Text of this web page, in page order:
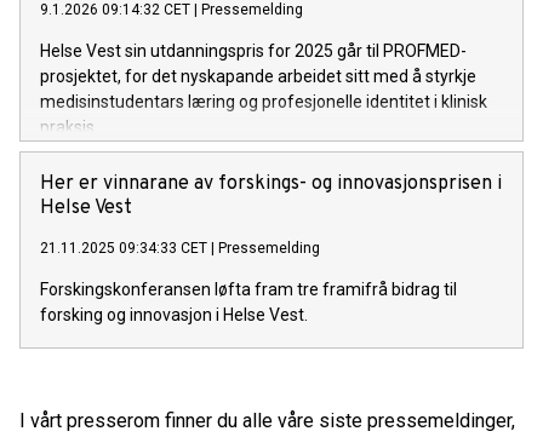
9.1.2026 09:14:32 CET Pressemelding
Helse Vest sin utdanningspris for 2025 går til PROFMED-
prosjektet, for det nyskapande arbeidet sitt med å styrkje
medisinstudentars læring og profesjonelle identitet i klinisk
praksis.
Her er vinnarane av forskings- og innovasjonsprisen i
Helse Vest
21.11.2025 09:34:33 CET Pressemelding
Forskingskonferansen løfta fram tre framifrå bidrag til
forsking og innovasjon i Helse Vest.
I vårt presserom finner du alle våre siste pressemeldinger,